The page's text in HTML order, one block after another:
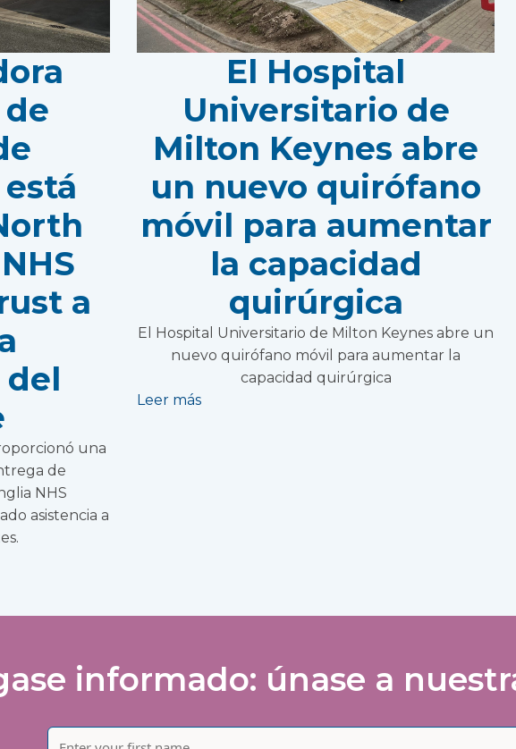
a
una
de
NHS
asistencia a
El Hospital
Universitario de
Milton Keynes abre
un nuevo quirófano
móvil para aumentar
la capacidad
quirúrgica
El Hospital Universitario de Milton Keynes abre un
nuevo quirófano móvil para aumentar la
capacidad quirúrgica
Leer más
informado: únase a